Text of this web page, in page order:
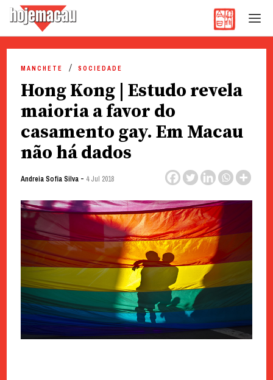
content
MANCHETE SOCIEDADE
Hong Kong | Estudo revela
maioria a favor do
casamento gay. Em Macau
não há dados
Andreia Sofia Silva- 4 Jul 2018